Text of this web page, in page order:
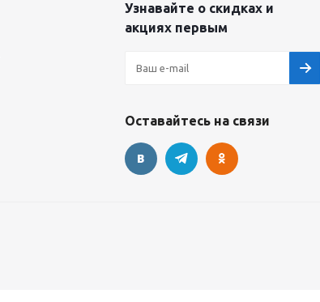
Узнавайте о скидках и
акциях первым
Оставайтесь на связи